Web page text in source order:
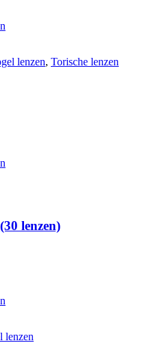
lenzen, Torische lenzen
lenzen)
lenzen